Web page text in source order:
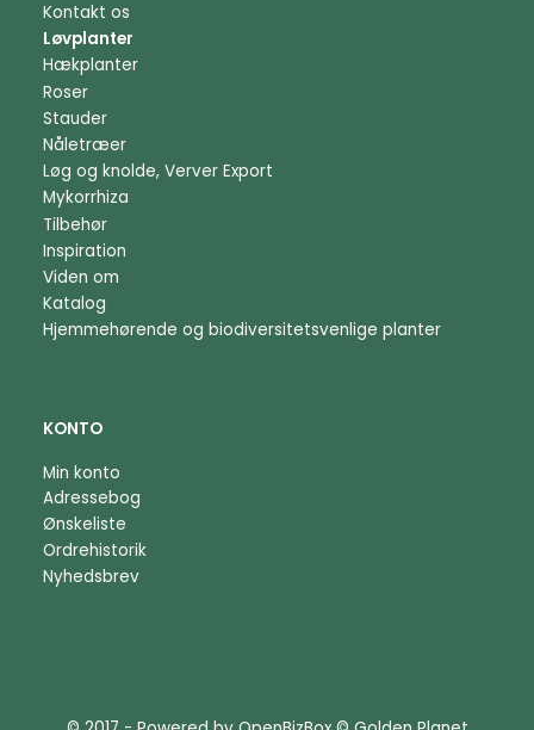
Kontakt os
Løvplanter
Hækplanter
Roser
Stauder
Nåletræer
Løg og knolde, Verver Export
Mykorrhiza
Tilbehør
Inspiration
Viden om
Katalog
Hjemmehørende og biodiversitetsvenlige planter
KONTO
Min konto
Adressebog
Ønskeliste
Ordrehistorik
Nyhedsbrev